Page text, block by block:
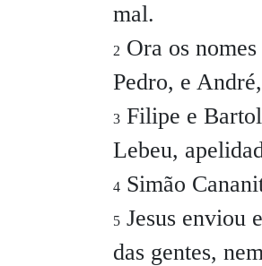
mal.
2 Ora os
Pedro, e
3 Filipe e
Lebeu,
4 Simão
5 Jesus enviou
das gentes,